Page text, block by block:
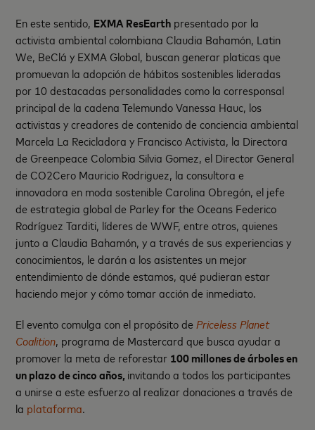
En este sentido, EXMA ResEarth presentado por la
activista ambiental colombiana Claudia Bahamón, Latin
We, BeClá y EXMA Global, buscan generar platicas que
promuevan la adopción de hábitos sostenibles lideradas
por 10 destacadas personalidades como la corresponsal
principal de la cadena Telemundo Vanessa Hauc, los
activistas y creadores de contenido de conciencia ambiental
Marcela La Recicladora y Francisco Activista, la Directora
de Greenpeace Colombia Silvia Gomez, el Director General
de CO2Cero Mauricio Rodriguez, la consultora e
innovadora en moda sostenible Carolina Obregón, el jefe
de estrategia global de Parley for the Oceans Federico
Rodríguez Tarditi, líderes de WWF, entre otros, quienes
junto a Claudia Bahamón, y a través de sus experiencias y
conocimientos, le darán a los asistentes un mejor
entendimiento de dónde estamos, qué pudieran estar
haciendo mejor y cómo tomar acción de inmediato.
El evento comulga con el propósito dePriceless Planet
Coalition, programa de Mastercard que busca ayudar a
promover la meta de reforestar 100 millones de árboles en
un plazo de cinco años,invitando a todos los participantes
a unirse a este esfuerzo al realizar donaciones a través de
la plataforma.